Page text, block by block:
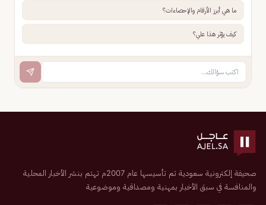
ما هي أبرز الأرقام والإحصاءات؟
كيف يؤثر هذا علي؟
صحيفة إلكترونية سعودية تم تأسيسها عام 2007م تهتم بنشر الأخبار المحلية
والمنافسة في سبق الأخبار بمهنية ومصداقية وموضوعية